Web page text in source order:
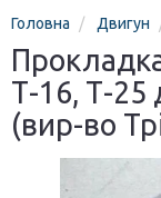
Головна Двигун
Т-16, Т-25
(вир-во